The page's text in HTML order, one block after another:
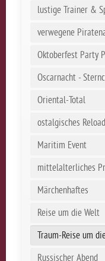
lustige Trainer &
verwegene
Oktoberfest Party
Oscarnacht -
Oriental-Total
ostalgisches
Maritim Event
mittelalterliches
Märchenhaftes
Reise um die Welt
Traum-Reise um
Russischer Abend